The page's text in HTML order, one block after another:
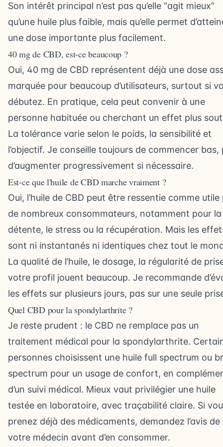
Son intérêt principal n’est pas qu’elle “agit mieux”
qu’une huile plus faible, mais qu’elle permet
une dose importante plus facilement.
40 mg de CBD, est-ce beaucoup ?
Oui, 40 mg de CBD représentent déjà une dose
marquée pour beaucoup d’utilisateurs, surtout si
débutez. En pratique, cela peut convenir à une
personne habituée ou cherchant un effet plus
La tolérance varie selon le poids, la sensibilité et
l’objectif. Je conseille toujours de commencer bas,
d’augmenter progressivement si nécessaire.
Est-ce que l'huile de CBD marche vraiment ?
Oui, l’huile de CBD peut être ressentie comme utile
de nombreux consommateurs, notamment pour la
détente, le stress ou la récupération. Mais les
sont ni instantanés ni identiques chez tout le
La qualité de l’huile, le dosage, la régularité de
votre profil jouent beaucoup. Je recommande
les effets sur plusieurs jours, pas sur une seule
Quel CBD pour la spondylarthrite ?
Je reste prudent : le CBD ne remplace pas un
traitement médical pour la spondylarthrite.
personnes choisissent une huile full spectrum ou
spectrum pour un usage de confort, en
d’un suivi médical. Mieux vaut privilégier une huile
testée en laboratoire, avec traçabilité claire. Si
prenez déjà des médicaments, demandez l’avis de
votre médecin avant d’en consommer.